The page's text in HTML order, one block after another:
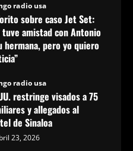
radio usa
sobre caso Jet Set:
tuve amistad con Antonio
hermana, pero yo quiero
radio usa
restringe visados a 75
y allegados al
de Sinaloa
23, 2026